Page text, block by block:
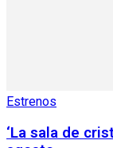
Estrenos
‘La sala de